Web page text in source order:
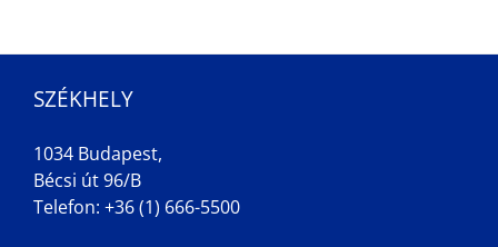
SZÉKHELY
1034 Budapest,
Bécsi út 96/B
Telefon: +36 (1) 666-5500